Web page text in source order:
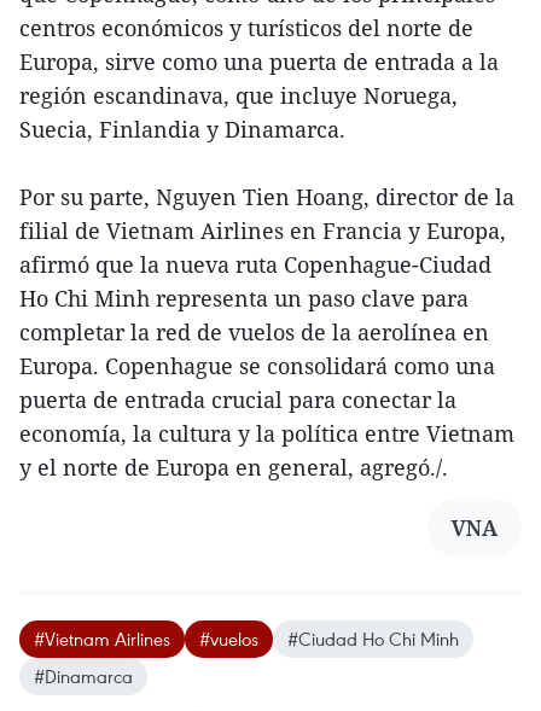
centros económicos y turísticos del norte de
Europa, sirve como una puerta de entrada a la
región escandinava, que incluye Noruega,
Suecia, Finlandia y Dinamarca.
Por su parte, Nguyen Tien Hoang, director de la
filial de Vietnam Airlines en Francia y Europa,
afirmó que la nueva ruta Copenhague-Ciudad
Ho Chi Minh representa un paso clave para
completar la red de vuelos de la aerolínea en
Europa. Copenhague se consolidará como una
puerta de entrada crucial para conectar la
economía, la cultura y la política entre Vietnam
y el norte de Europa en general, agregó./.
VNA
#Vietnam Airlines #vuelos
#Ciudad Ho Chi Minh
#Dinamarca